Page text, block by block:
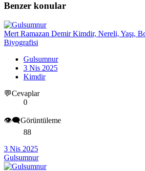
Benzer konular
Mert Ramazan Demir Kimdir, Nereli, Yaşı,
Biyografisi
Gulsumnur
3 Nis 2025
Kimdir
💬Cevaplar
0
👁️‍🗨️Görüntüleme
88
3 Nis 2025
Gulsumnur